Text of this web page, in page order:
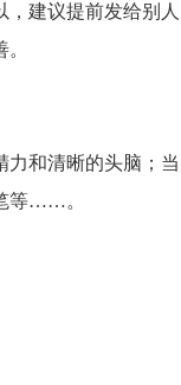
建议提前发给别人
力和清晰的头脑；当
等……。